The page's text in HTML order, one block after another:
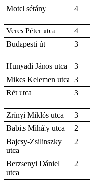
Motel sétány
4
Veres Péter utca
4
Budapesti út
3
Hunyadi János utca
3
Mikes Kelemen utca 3
Rét utca
3
Zrínyi Miklós utca
3
Babits Mihály utca
2
Bajcsy-Zsilinszky
utca
2
Berzsenyi Dániel
utca
2